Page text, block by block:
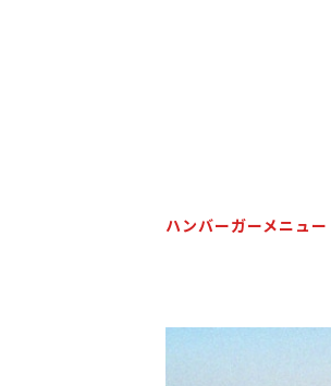
ハンバーガーメニュー